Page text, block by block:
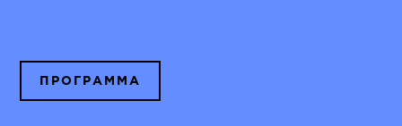
ПРОГРАММА